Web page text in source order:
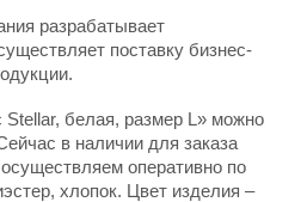
разрабатывает
поставку бизнес-
Stellar, белая, размер L» можно
в наличии для заказа
оперативно по
хлопок. Цвет изделия –